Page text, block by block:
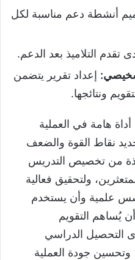
أنشطة دعم مناسبة لكل
تقدم التلاميذ بعد الدعم.
: إعداد تقرير يتضمن
ونتائجها.
أداة هامة في العملية
نقاط القوة والضعف
من تخصيص التدريس
ولتحقيق فعالية
علمية وأن يستخدم
يُساهم التقويم
الدراسي
وتحسين جودة العملية